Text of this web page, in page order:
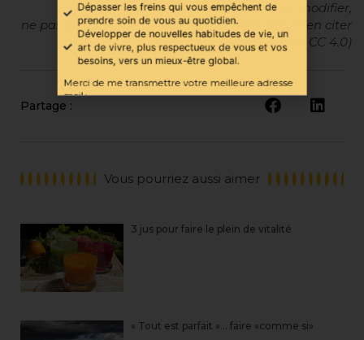
ces textes sous réserve de ne pas les modifier,
ne pas en faire une utilisation commerciale, et en citer
l’auteure (Licence CC 4.0)
Partage :
Vous pourriez aussi aimer
3 jus pour faire le plein de vitalité
« Tout est parfait »… faire «comme si»
avec plus de recul, douceur et sérénité.
Dépasser les freins qui vous empêchent de
prendre soin de vous au quotidien.
Développer de nouvelles habitudes de vie, un
art de vivre, plus respectueux de vous et vos
besoins, vers un mieux-être global.